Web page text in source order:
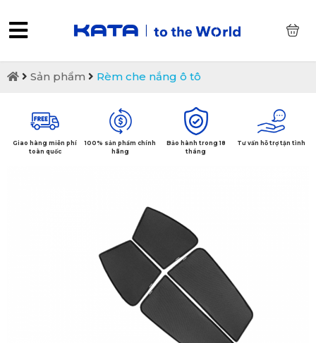
Sản phẩm Rèm che nắng ô tô
Giao hàng miễn phí
toàn quốc
100% sản phẩm chính
hãng
Bảo hành trong 18
tháng
Tư vấn hỗ trợ tận tình